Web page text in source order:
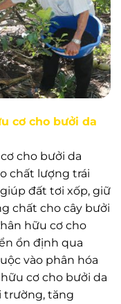
cơ cho bưởi da
cho bưởi da
chất lượng trái
đất tơi xốp, giữ
chất cho cây bưởi
hữu cơ cho
ổn định qua
vào phân hóa
cơ cho bưởi da
trường, tăng